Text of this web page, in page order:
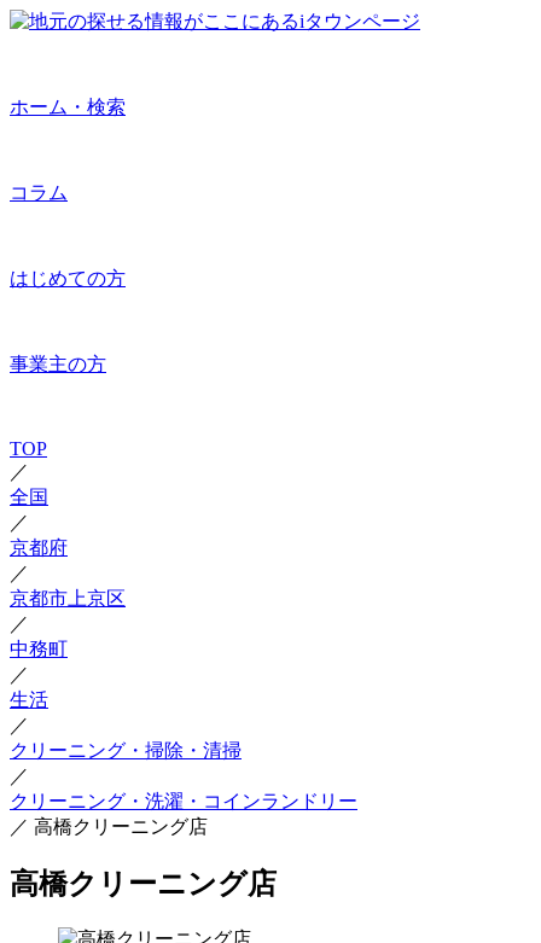
ホーム・検索
コラム
はじめての方
事業主の方
TOP
／
全国
／
京都府
／
京都市上京区
／
中務町
／
生活
／
クリーニング・掃除・清掃
／
クリーニング・洗濯・コインランドリー
／ 高橋クリーニング店
高橋クリーニング店